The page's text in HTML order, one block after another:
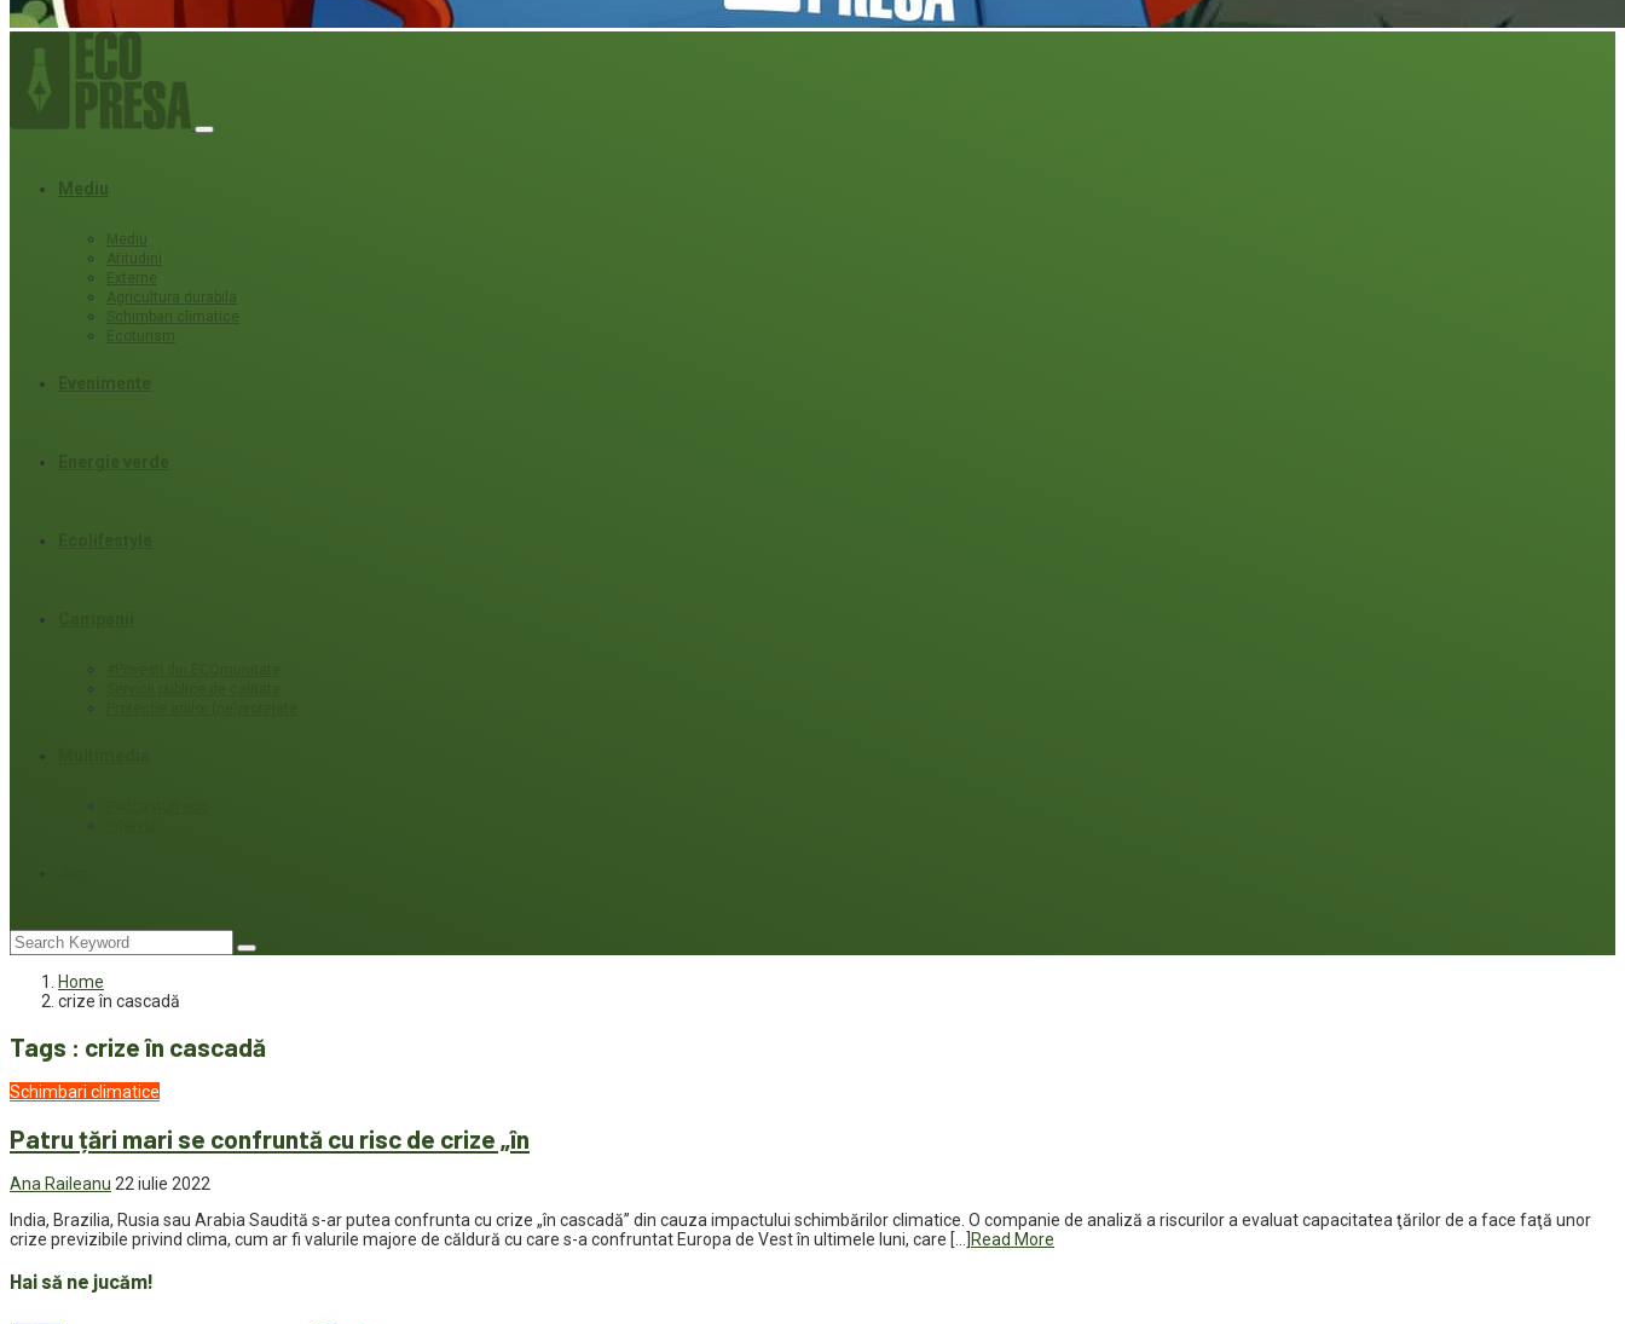
Mediu
Mediu
Atitudini
Externe
Agricultura durabila
Schimbari climatice
Ecoturism
Home
crize în cascadă
Tags : crize în cascadă
Schimbari climatice
Patru țări mari se confruntă cu risc de crize „în
Ana Raileanu 22 iulie 2022
India, Brazilia, Rusia sau Arabia Saudită s-ar putea confrunta cu crize „în cascadă” din cauza impactului schimbărilor climatice. O companie de analiză a riscurilor a evaluat capacitatea ţărilor de a face faţă unor
crize previzibile privind clima, cum ar fi valurile majore de căldură cu care s-a confruntat Europa de Vest în ultimele luni, care […] Read More
Hai să ne jucăm!